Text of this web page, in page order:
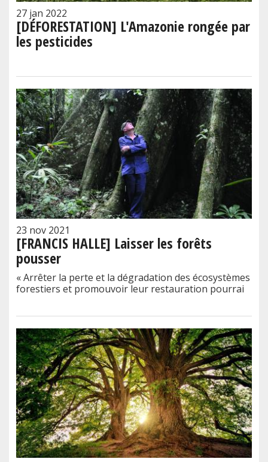
27 jan 2022
[DÉFORESTATION] L'Amazonie rongée par
les pesticides
23 nov 2021
[FRANCIS HALLE] Laisser les forêts
pousser
« Arrêter la perte et la dégradation des écosystèmes
forestiers et promouvoir leur restauration pourrai